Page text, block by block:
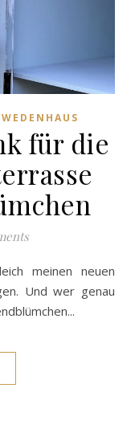
für die
Und wer genau